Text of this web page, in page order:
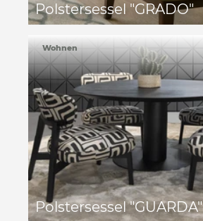
Polstersessel "GRADO"
Polstersessel "GUARDA"
Wohnen